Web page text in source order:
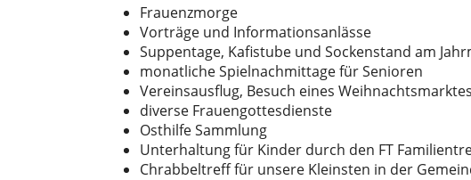
Frauenzmorge
Vorträge und Informationsanlässe
Suppentage, Kafistube und Sockenstand am
monatliche Spielnachmittage für Senioren
Vereinsausflug, Besuch eines Weihnachtsmarktes
diverse Frauengottesdienste
Osthilfe Sammlung
Unterhaltung für Kinder durch den FT
Chrabbeltreff für unsere Kleinsten in der